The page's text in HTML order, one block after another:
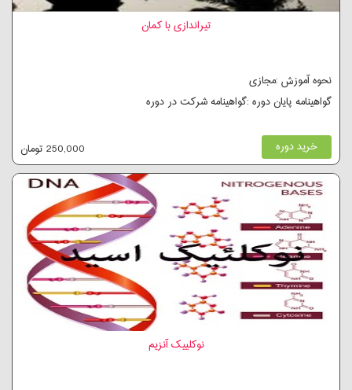
تیراندازی با کمان
نحوه آموزش :مجازی
گواهینامه پایان دوره :گواهینامه شرکت در دوره
خرید دوره 250,000 تومان
نوکلییک آنزیم